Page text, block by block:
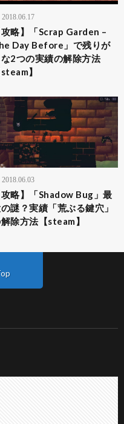
2018.06.17
攻略】「Scrap Garden –
Day Before」で残りが
2つの実績の解除方法
steam】
2018.06.03
攻略】「Shadow Bug」最
謎？実績「荒ぶる鍵穴」
除方法【steam】